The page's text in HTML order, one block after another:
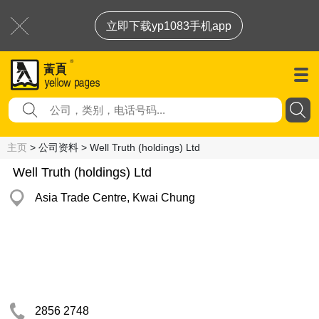
立即下载yp1083手机app
主页 > 公司资料 > Well Truth (holdings) Ltd
Well Truth (holdings) Ltd
Asia Trade Centre, Kwai Chung
2856 2748